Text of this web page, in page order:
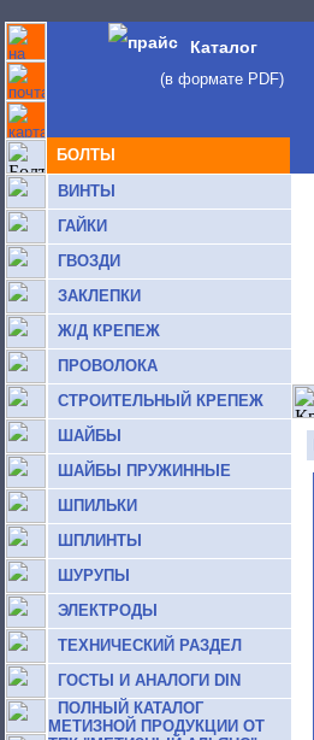
Каталог
(в формате PDF)
БОЛТЫ
ВИНТЫ
ГАЙКИ
ГВОЗДИ
ЗАКЛЕПКИ
Ж/Д КРЕПЕЖ
ПРОВОЛОКА
СТРОИТЕЛЬНЫЙ КРЕПЕЖ
ШАЙБЫ
ШАЙБЫ ПРУЖИННЫЕ
ШПИЛЬКИ
ШПЛИНТЫ
ШУРУПЫ
ЭЛЕКТРОДЫ
ТЕХНИЧЕСКИЙ РАЗДЕЛ
ГОСТЫ И АНАЛОГИ DIN
ПОЛНЫЙ КАТАЛОГ
МЕТИЗНОЙ ПРОДУКЦИИ ОТ